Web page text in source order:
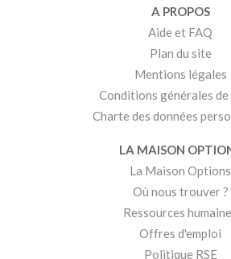
A PROPOS
Aide et FAQ
Plan du site
Mentions légales
Conditions générales
Charte des données
LA MAISON
La Maison Options
Où nous trouver ?
Ressources
Offres d'emploi
Politique RSE